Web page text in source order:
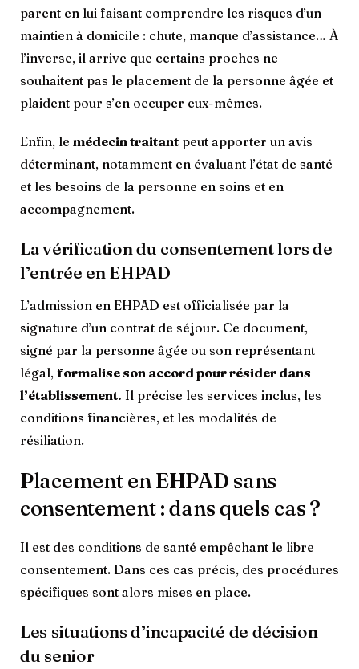
parent en lui faisant comprendre les risques d’un
maintien à domicile : chute, manque d’assistance… À
l’inverse, il arrive que certains proches ne
souhaitent pas le placement de la personne âgée et
plaident pour s’en occuper eux-mêmes.
Enfin, le médecin traitant peut apporter un avis
déterminant, notamment en évaluant l’état de santé
et les besoins de la personne en soins et en
accompagnement.
La vérification du consentement lors de
l’entrée en EHPAD
L’admission en EHPAD est officialisée par la
signature d’un contrat de séjour. Ce document,
signé par la personne âgée ou son représentant
légal, formalise son accord pour résider dans
l’établissement. Il précise les services inclus, les
conditions financières, et les modalités de
résiliation.
Placement en EHPAD sans
consentement : dans quels cas ?
Il est des conditions de santé empêchant le libre
consentement. Dans ces cas précis, des procédures
spécifiques sont alors mises en place.
Les situations d’incapacité de décision
du senior